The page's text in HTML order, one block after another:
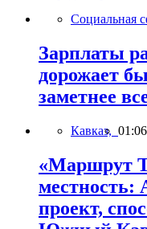
Социальная
Зарплаты
дорожает
заметнее
Кавказ, 01:06
«Маршрут
местность:
проект,